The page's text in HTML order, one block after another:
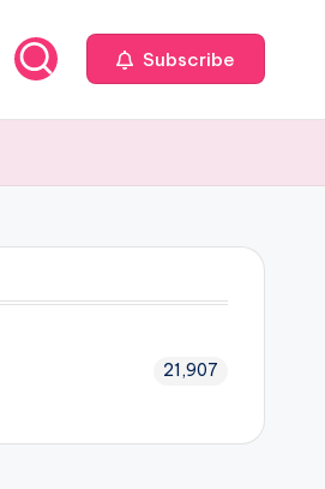
Subscribe
21,907